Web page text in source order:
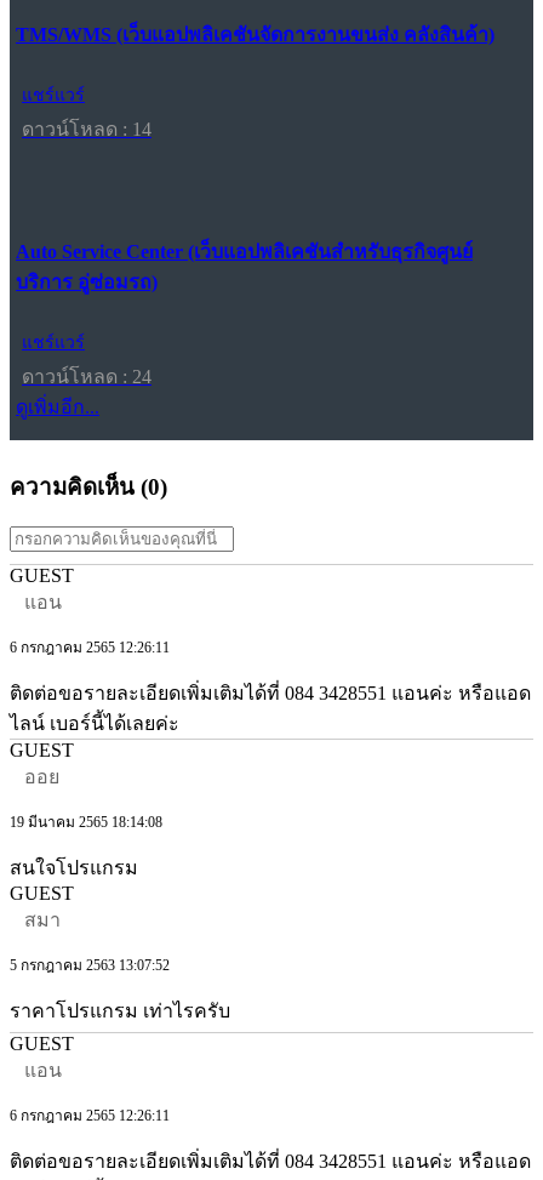
TMS/WMS (เว็บแอปพลิเคชันจัดการงานขนส่ง คลังสินค้า)
แชร์แวร์
ดาวน์โหลด : 14
Auto Service Center (เว็บแอปพลิเคชันสำหรับธุรกิจศูนย์
บริการ อู่ซ่อมรถ)
แชร์แวร์
ดาวน์โหลด : 24
ดูเพิ่มอีก...
ความคิดเห็น (0)
GUEST
แอน
6 กรกฎาคม 2565 12:26:11
ติดต่อขอรายละเอียดเพิ่มเติมได้ที่ 084 3428551 แอนค่ะ หรือแอด
ไลน์ เบอร์นี้ได้เลยค่ะ
GUEST
ออย
19 มีนาคม 2565 18:14:08
สนใจโปรแกรม
GUEST
สมา
5 กรกฎาคม 2563 13:07:52
ราคาโปรแกรม เท่าไรครับ
GUEST
แอน
6 กรกฎาคม 2565 12:26:11
ติดต่อขอรายละเอียดเพิ่มเติมได้ที่ 084 3428551 แอนค่ะ หรือแอด